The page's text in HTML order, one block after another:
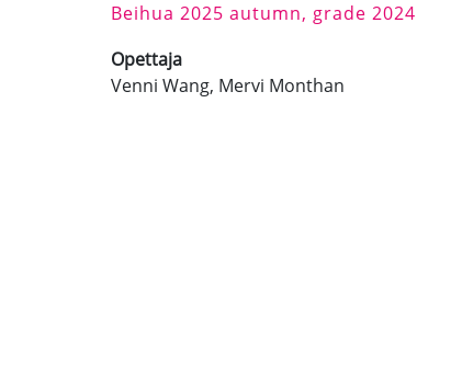
Beihua 2025 autumn, grade 2024
Opettaja
Venni Wang, Mervi Monthan